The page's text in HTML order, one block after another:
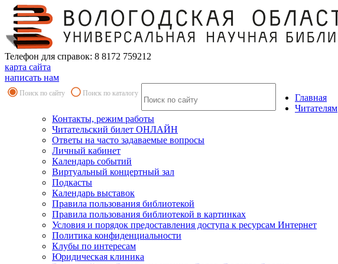
Телефон для справок: 8 8172 759212
карта сайта
написать нам
Поиск по сайту Поиск по каталогу
Главная
Читателям
Контакты, режим работы
Читательский билет ОНЛАЙН
Ответы на часто задаваемые вопросы
Личный кабинет
Календарь событий
Виртуальный концертный зал
Подкасты
Календарь выставок
Правила пользования библиотекой
Правила пользования библиотекой в картинках
Условия и порядок предоставления доступа к ресурсам Интернет
Политика конфиденциальности
Клубы по интересам
Юридическая клиника